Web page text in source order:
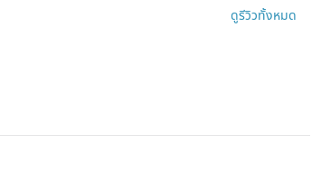
ดูรีวิวทั้งหมด